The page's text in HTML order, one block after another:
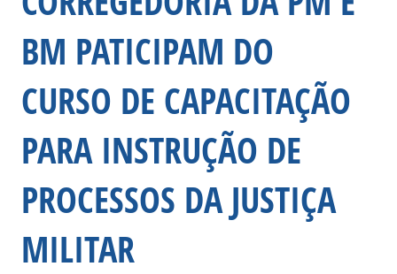
BM PATICIPAM DO
CURSO DE CAPACITAÇÃO
PARA INSTRUÇÃO DE
PROCESSOS DA JUSTIÇA
MILITAR